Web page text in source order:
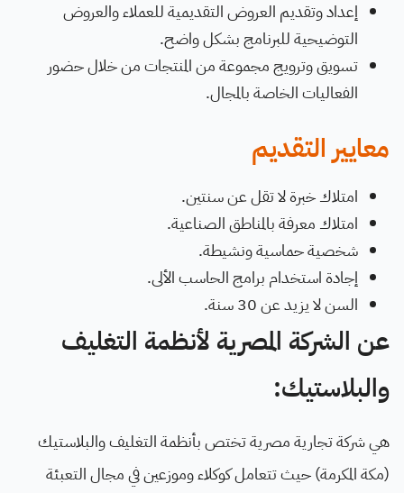
إعداد وتقديم العروض التقديمية للعملاء والعروض
التوضيحية للبرنامج بشكل واضح.
تسويق وترويج مجموعة من المنتجات من خلال حضور
الفعاليات الخاصة بالمجال.
معايير التقديم
امتلاك خبرة لا تقل عن سنتين.
امتلاك معرفة بالمناطق الصناعية.
شخصية حماسية ونشيطة.
إجادة استخدام برامج الحاسب الألى.
السن لا يزيد عن 30 سنة.
عن الشركة المصرية لأنظمة التغليف
والبلاستيك:
هي شركة تجارية مصرية تختص بأنظمة التغليف والبلاستيك
(مكة المكرمة) حيث تتعامل كوكلاء وموزعين في مجال التعبئة